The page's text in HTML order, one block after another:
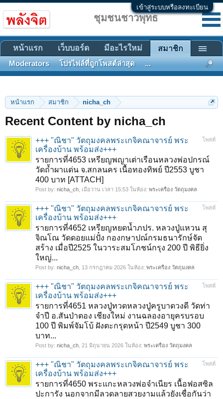
เข้าสู่ระบบหรือลงทะเบียน
หน้าแรก สมาชิก nicha_ch
Recent Content by nicha_ch
โพสต์
+++ "ณิชา" วัตถุมงคลพระเกจิคณาจารย์ พระ
เครื่องบ้าน พร้อมส่ง+++
รายการที่4653 เหรียญพญาเต่าเรือนหลวงพ่อปกรณ์
วัดถ้ำผาแด่น จ.สกลนคร เนื้อทองทิพย์ ปี2553 บูชา
400 บาท [ATTACH]
Post by: nicha_ch เมื่อวาน เวลา 15:53 ในห้อง: พระเครื่อง วัตถุมงคล
โพสต์
+++ "ณิชา" วัตถุมงคลพระเกจิคณาจารย์ พระ
เครื่องบ้าน พร้อมส่ง+++
รายการที่4652 เหรียญหยดน้ำภปร. หลวงปู่แหวน สุ
จิณโณ วัดดอยแม่ปั๋ง กองกษาปณ์กรมธนารักษ์จัด
สร้าง เมื่อปี2525 ในวาระสมโภชน์กรุง 200 ปี พิธียิ่ง
ใหญ่...
Post by: nicha_ch 13 กรกฎาคม 2026 ในห้อง: พระเครื่อง วัตถุมงคล
โพสต์
+++ "ณิชา" วัตถุมงคลพระเกจิคณาจารย์ พระ
เครื่องบ้าน พร้อมส่ง+++
รายการที่4651 หลวงปู่ทวดหลวงปู่ครูบาดวงดี วัดท่า
จำปี อ.สันป่าตอง เชียงใหม่ งานฉลองอายุครบรอบ
100 ปี พิมพ์จัมโบ้ ฝังตะกรุดหน้า ปี2549 บูชา 300
บาท...
Post by: nicha_ch 21 มิถุนายน 2026 ในห้อง: พระเครื่อง วัตถุมงคล
โพสต์
+++ "ณิชา" วัตถุมงคลพระเกจิคณาจารย์ พระ
เครื่องบ้าน พร้อมส่ง+++
รายการที่4650 พระแกะหลวงพ่อจำเนียร เนื้อฟอสซิล
ปะการัง นอกจากมีลวดลายสวยงามแล้วยังเชื่อกันว่า
ชุมชนชาวพุทธ
หน้าแรก เว็บบอร์ด มีอะไรใหม่ สมาชิก
Moderators โปรไฟล์ที่ถูกโพสต์ล่าสุด ...